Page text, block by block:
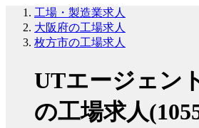
工場・製造業求人
大阪府の工場求人
枚方市の工場求人
UTエージェン
の工場求人